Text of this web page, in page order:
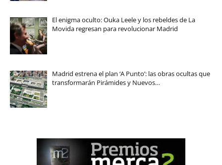
El enigma oculto: Ouka Leele y los rebeldes de La
Movida regresan para revolucionar Madrid
Madrid estrena el plan ‘A Punto’: las obras ocultas que
transformarán Pirámides y Nuevos…